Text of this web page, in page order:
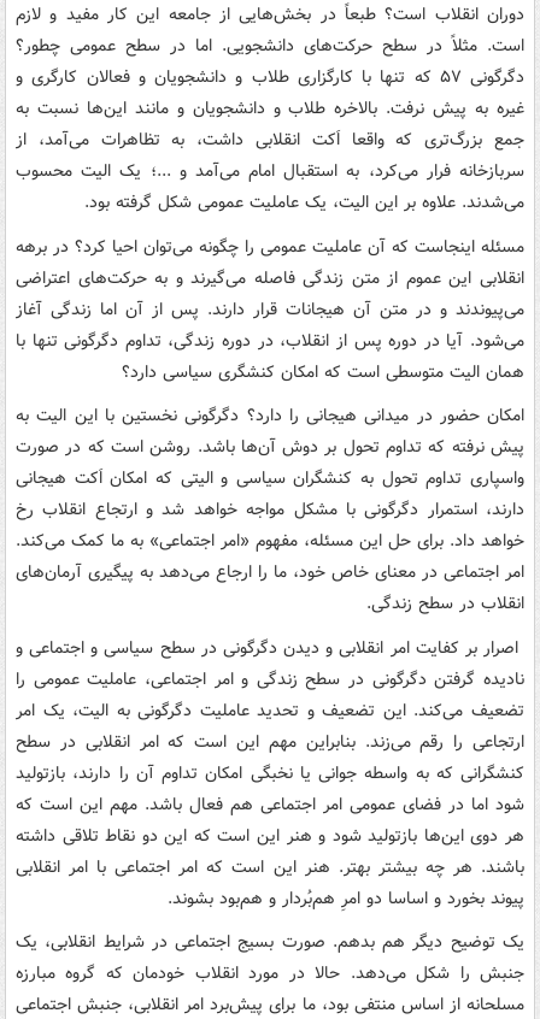
دوران انقلاب است؟ طبعاً در بخش‌هایی از جامعه این کار مفید و لازم
است. مثلاً در سطح حرکت‌های دانشجویی. اما در سطح عمومی چطور؟
دگرگونی ۵۷ که تنها با کارگزاری طلاب و دانشجویان و فعالان کارگری و
غیره به پیش نرفت. بالاخره طلاب و دانشجویان و مانند این‌ها نسبت به
جمع بزرگ‌تری که واقعا اَکت انقلابی داشت، به تظاهرات می‌آمد، از
سربازخانه فرار می‌کرد، به استقبال امام می‌آمد و ...؛ یک الیت محسوب
می‌شدند. علاوه بر این الیت، یک عاملیت عمومی شکل گرفته بود.
مسئله اینجاست که آن عاملیت عمومی را چگونه می‌توان احیا کرد؟ در برهه
انقلابی این عموم از متن زندگی فاصله می‌گیرند و به حرکت‌های اعتراضی
می‌پیوندند و در متن آن هیجانات قرار دارند. پس از آن اما زندگی آغاز
می‌شود. آیا در دوره پس از انقلاب، در دوره زندگی، تداوم دگرگونی تنها با
همان الیت متوسطی است که امکان کنشگری سیاسی دارد؟
امکان حضور در میدانی هیجانی را دارد؟ دگرگونی نخستین با این الیت به
پیش نرفته که تداوم تحول بر دوش آن‌ها باشد. روشن است که در صورت
واسپاری تداوم تحول به کنشگران سیاسی و الیتی که امکان اَکت هیجانی
دارند، استمرار دگرگونی با مشکل مواجه خواهد شد و ارتجاع انقلاب رخ
خواهد داد. برای حل این مسئله، مفهوم «امر اجتماعی» به ما کمک می‌کند.
امر اجتماعی در معنای خاص خود، ما را ارجاع می‌دهد به پیگیری آرمان‌های
انقلاب در سطح زندگی.
اصرار بر کفایت امر انقلابی و دیدن دگرگونی در سطح سیاسی و اجتماعی و
نادیده گرفتن دگرگونی در سطح زندگی و امر اجتماعی، عاملیت عمومی را
تضعیف می‌کند. این تضعیف و تحدید عاملیت دگرگونی به الیت، یک امر
ارتجاعی را رقم می‌زند. بنابراین مهم این است که امر انقلابی در سطح
کنشگرانی که به واسطه جوانی یا نخبگی امکان تداوم آن را دارند، بازتولید
شود اما در فضای عمومی امر اجتماعی هم فعال باشد. مهم این است که
هر دوی این‌ها بازتولید شود و هنر این است که این دو نقاط تلاقی داشته
باشند. هر چه بیشتر بهتر. هنر این است که امر اجتماعی با امر انقلابی
پیوند بخورد و اساسا دو امرِ هم‌بُردار و هم‌بود بشوند.
یک توضیح دیگر هم بدهم. صورت بسیج اجتماعی در شرایط انقلابی، یک
جنبش را شکل می‌دهد. حالا در مورد انقلاب خودمان که گروه مبارزه
مسلحانه از اساس منتفی بود، ما برای پیش‌برد امر انقلابی، جنبش اجتماعی